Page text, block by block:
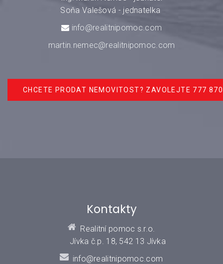
Soňa Valešová - jednatelka
info@realitnipomoc.com
martin.nemec@realitnipomoc.com
CHCETE PRODAT NEMOVITOST? ZAVOLEJTE 777
Kontakty
Realitní pomoc s.r.o.
Jívka č.p. 18, 542 13 Jívka
info@realitnipomoc.com